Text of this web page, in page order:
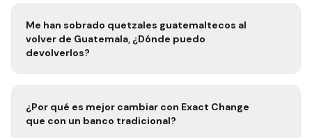
Me han sobrado quetzales guatemaltecos al
volver de Guatemala, ¿Dónde puedo
devolverlos?
¿Por qué es mejor cambiar con Exact Change
que con un banco tradicional?